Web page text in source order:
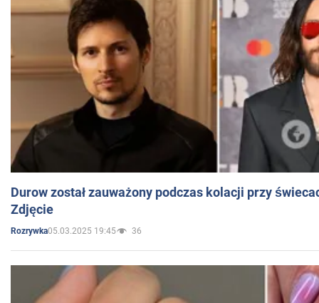
Durow został zauważony podczas kolacji przy
Zdjęcie
Rozrywka05.03.2025 19:45 36